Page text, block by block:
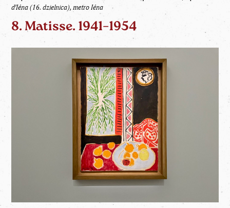
d’Iéna (16. dzielnica), metro Iéna
8. Matisse. 1941–1954